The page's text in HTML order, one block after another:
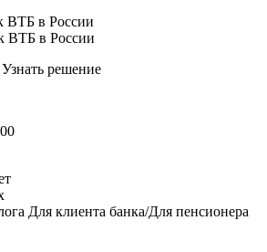
ВТБ в России
ВТБ в России
решение
Для клиента банка/Для пенсионера